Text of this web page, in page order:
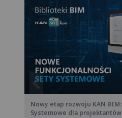
Nowy etap rozwoju KAN
Systemowe dla projektantów